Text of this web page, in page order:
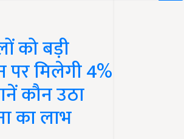
को बड़ी
पर मिलेगी 4%
कौन उठा
का लाभ